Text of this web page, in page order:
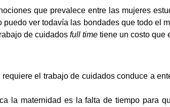
que prevalece entre las mujeres
ver todavía las bondades que todo el
de cuidados full time tiene un costo que
el trabajo de cuidados conduce a
la maternidad es la falta de tiempo para